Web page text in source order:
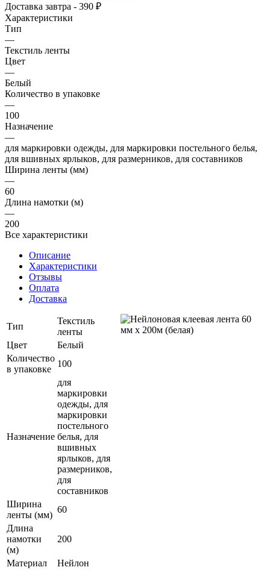
Доставка завтра - 390 ₽
Характеристики
Тип
—
Текстиль ленты
Цвет
—
Белый
Количество в упаковке
—
100
Назначение
—
для маркировки одежды, для маркировки постельного белья,
для вшивных ярлыков, для размерников, для составников
Ширина ленты (мм)
—
60
Длина намотки (м)
—
200
Все характеристики
Описание
Характеристики
Отзывы
Оплата
Доставка
Тип
Текстиль
ленты
Цвет
Белый
Количество
в упаковке
100
Назначение
для
маркировки
одежды, для
маркировки
постельного
белья, для
вшивных
ярлыков, для
размерников,
для
составников
Ширина
ленты (мм)
60
Длина
намотки
(м)
200
Материал Нейлон